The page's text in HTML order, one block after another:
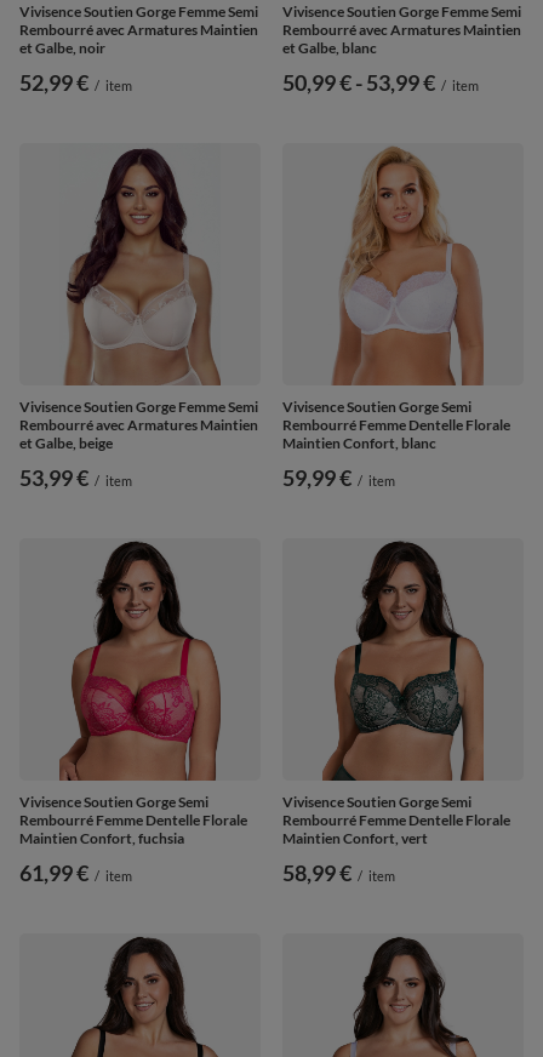
Vivisence Soutien Gorge Femme Semi
Rembourré avec Armatures Maintien
et Galbe, noir
52,99 € / item
Vivisence Soutien Gorge Femme Semi
Rembourré avec Armatures Maintien
et Galbe, blanc
de
50,99 €-vers le bas
53,99 € / item
Vivisence Soutien Gorge Femme Semi
Rembourré avec Armatures Maintien
et Galbe, beige
53,99 € / item
Vivisence Soutien Gorge Semi
Rembourré Femme Dentelle Florale
Maintien Confort, blanc
59,99 € / item
Vivisence Soutien Gorge Semi
Rembourré Femme Dentelle Florale
Maintien Confort, fuchsia
61,99 € / item
Vivisence Soutien Gorge Semi
Rembourré Femme Dentelle Florale
Maintien Confort, vert
58,99 € / item